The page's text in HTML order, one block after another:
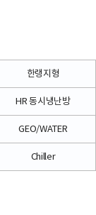
한랭지형
HR 동시냉난방
GEO/WATER
Chiller